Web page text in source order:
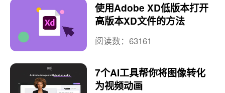
使用Adobe XD低版本打开
高版本XD文件的方法
阅读数：63161
7个AI工具帮你将图像转化
为视频动画